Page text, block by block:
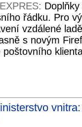
řádku. Pro
vzdálené
s novým
poštovního